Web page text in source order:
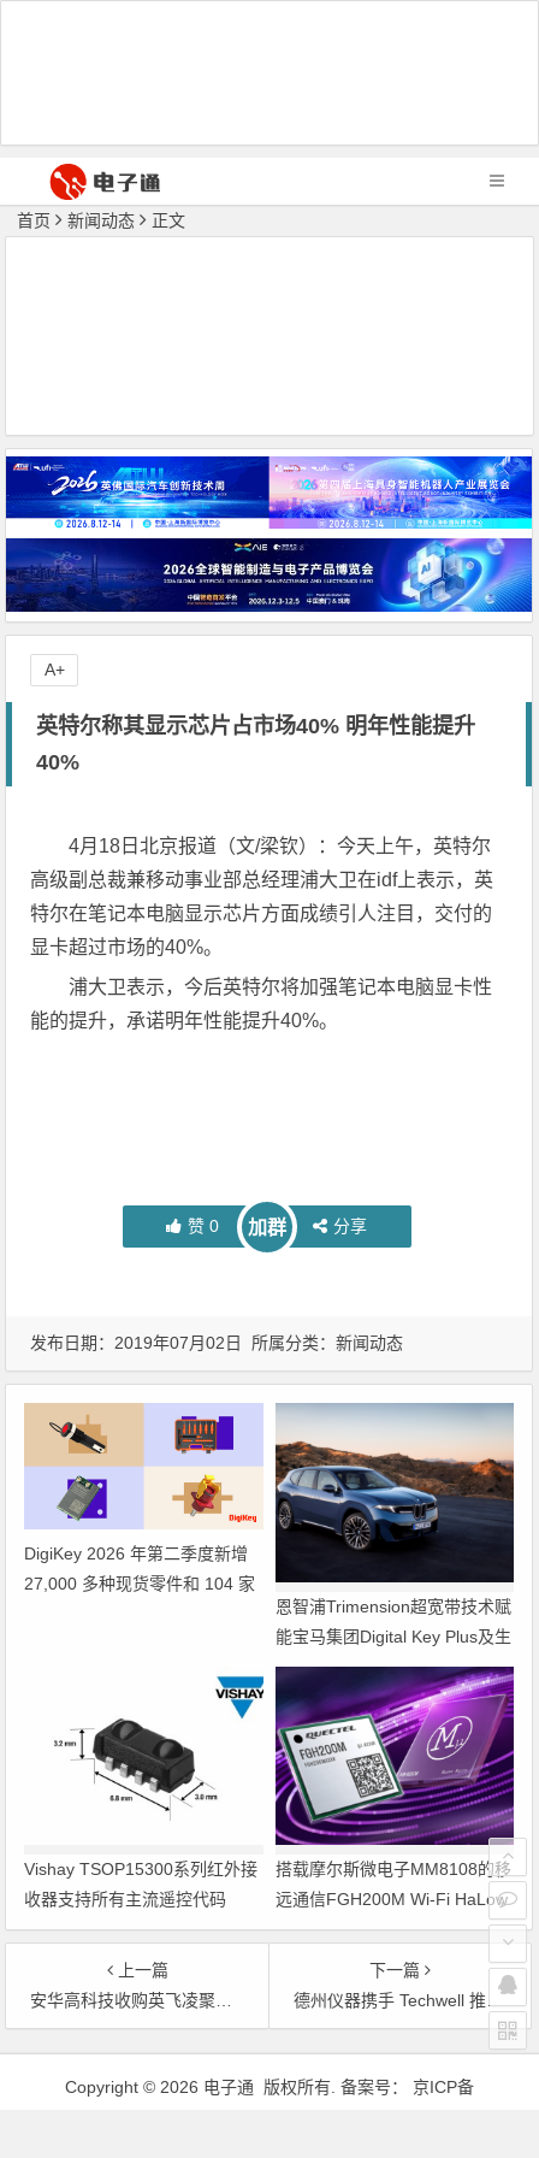
首页 新闻动态 正文
英特尔称其显示芯片占市场40% 明年性能提升
40%
4月18日北京报道（文/梁钦）：今天上午，英特尔
高级副总裁兼移动事业部总经理浦大卫在idf上表示，英
特尔在笔记本电脑显示芯片方面成绩引人注目，交付的
显卡超过市场的40%。
浦大卫表示，今后英特尔将加强笔记本电脑显卡性
能的提升，承诺明年性能提升40%。
赞 0 加群 分享
A+
发布日期：2019年07月02日 所属分类：新闻动态
DigiKey 2026 年第二季度新增
27,000 多种现货零件和 104 家
恩智浦Trimension超宽带技术赋
能宝马集团Digital Key Plus及生
命体存在检测功能
Vishay TSOP15300系列红外接
收器支持所有主流遥控代码
搭载摩尔斯微电子MM8108的移
远通信FGH200M Wi-Fi HaLow
模组 现已通过四项国际认证 可
上一篇
安华高科技收购英飞凌聚合物光纤业务部
下一篇
德州仪器携手 Techwell 推出基于达芬奇平台的视频安全技术
文章导航
Copyright © 2026 电子通 版权所有. 备案号： 京ICP备